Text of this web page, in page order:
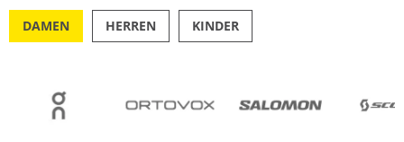
DAMEN HERREN KINDER